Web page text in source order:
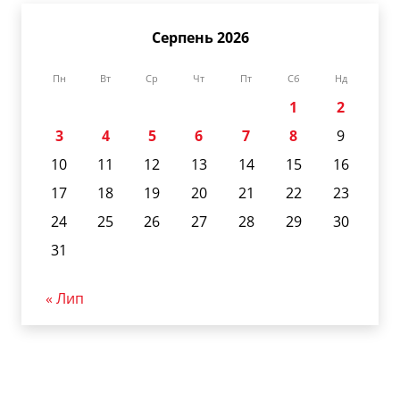
Серпень 2026
Пн Вт Ср Чт Пт Сб Нд
1
2
3
4 5 6 7 8
9
10
11 12 13 14 15
16
17
18 19 20 21 22
23
24
25 26 27 28 29
30
31
« Лип